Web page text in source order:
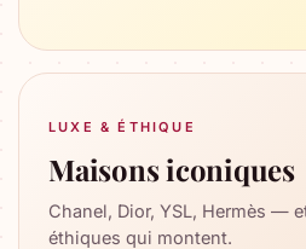
LUXE & ÉTHIQUE
Maisons iconiques
Chanel, Dior, YSL, Hermès —
éthiques qui montent.